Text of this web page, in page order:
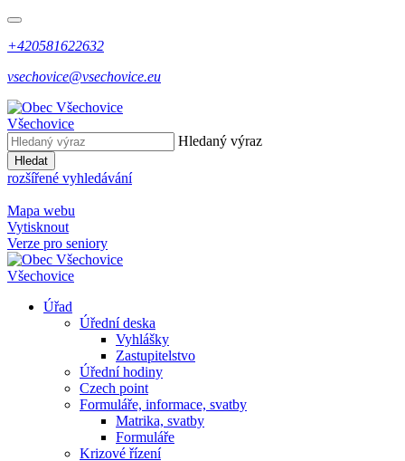
+420581622632
vsechovice@vsechovice.eu
Všechovice
Hledaný výraz
Hledat
rozšířené vyhledávání
Mapa webu
Vytisknout
Verze pro seniory
Všechovice
Úřad
Úřední deska
Vyhlášky
Zastupitelstvo
Úřední hodiny
Czech point
Formuláře, informace, svatby
Matrika, svatby
Formuláře
Krizové řízení